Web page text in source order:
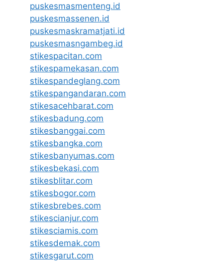
puskesmasmenteng.id
puskesmassenen.id
puskesmaskramatjati.id
puskesmasngambeg.id
stikespacitan.com
stikespamekasan.com
stikespandeglang.com
stikespangandaran.com
stikesacehbarat.com
stikesbadung.com
stikesbanggai.com
stikesbangka.com
stikesbanyumas.com
stikesbekasi.com
stikesblitar.com
stikesbogor.com
stikesbrebes.com
stikescianjur.com
stikesciamis.com
stikesdemak.com
stikesgarut.com